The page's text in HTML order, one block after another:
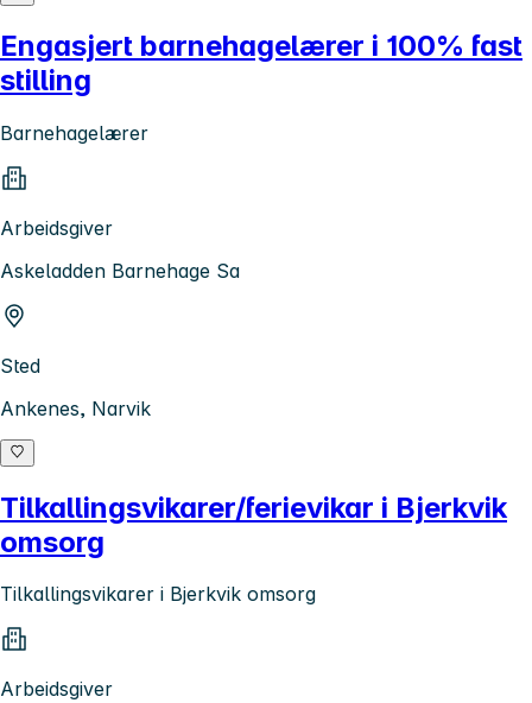
Engasjert barnehagelærer i 100% fast
stilling
Barnehagelærer
Arbeidsgiver
Askeladden Barnehage Sa
Sted
Ankenes, Narvik
Tilkallingsvikarer/ferievikar i Bjerkvik
omsorg
Tilkallingsvikarer i Bjerkvik omsorg
Arbeidsgiver